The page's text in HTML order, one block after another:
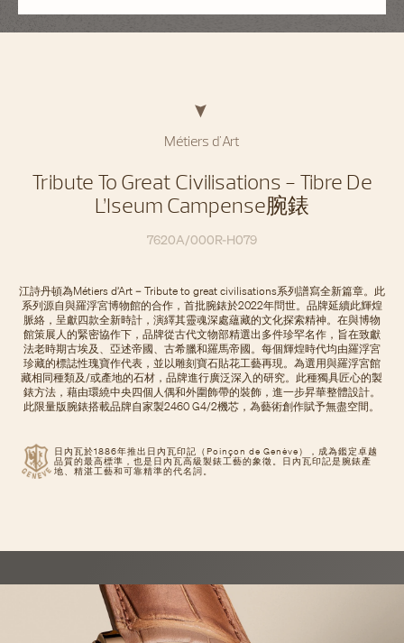
Métiers d'Art
Tribute To Great Civilisations - Tibre De
L’Iseum Campense腕錶
7620A/000R-H079
日內瓦於1886年推出日內瓦印記（Poinçon de Genève），成為鑑定卓越
品質的最高標準，也是日內瓦高級製錶工藝的象徵。日內瓦印記是腕錶產
地、精湛工藝和可靠精準的代名詞。
江詩丹頓為Métiers d’Art – Tribute to great civilisations系列譜寫全新篇章。此
系列源自與羅浮宮博物館的合作，首批腕錶於2022年問世。品牌延續此輝煌
脈絡，呈獻四款全新時計，演繹其靈魂深處蘊藏的文化探索精神。在與博物
館策展人的緊密協作下，品牌從古代文物部精選出多件珍罕名作，旨在致獻
法老時期古埃及、亞述帝國、古希臘和羅馬帝國。每個輝煌時代均由羅浮宮
珍藏的標誌性瑰寶作代表，並以雕刻寶石貼花工藝再現。為選用與羅浮宮館
藏相同種類及/或產地的石材，品牌進行廣泛深入的研究。此種獨具匠心的製
錶方法，藉由環繞中央四個人偶和外圍飾帶的裝飾，進一步昇華整體設計。
此限量版腕錶搭載品牌自家製2460 G4/2機芯，為藝術創作賦予無盡空間。